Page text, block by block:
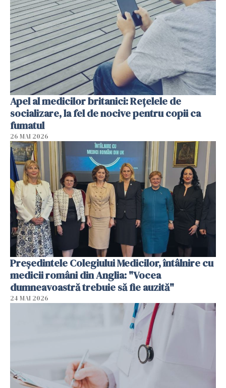
Apel al medicilor britanici: Reţelele de
socializare, la fel de nocive pentru copii ca
fumatul
26 MAI 2026
Președintele Colegiului Medicilor, întâlnire cu
medicii români din Anglia: "Vocea
dumneavoastră trebuie să fie auzită"
24 MAI 2026